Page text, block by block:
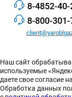
8-4852-
8-800-
Наш сайт
используемые
даете свое согласие
Обработка данных